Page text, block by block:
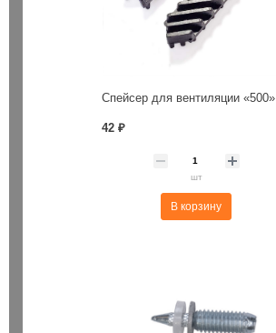
Спейсер для вентиляции «500»
42 ₽
шт
В корзину